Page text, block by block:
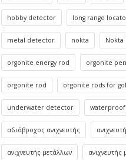
hobby detector long range
metal detector nokta Nokta
orgonite energy rod orgonite
orgonite rod orgonite rods for
underwater detector
αδιάβροχος ανιχνευτής
ανιχνευτής μετάλλων ανιχνευτής